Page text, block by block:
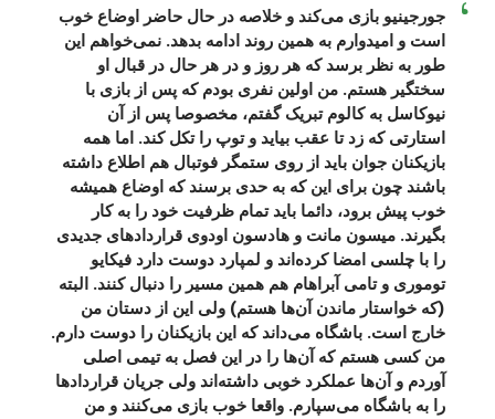
جورجینیو بازی می‌کند و خلاصه در حال حاضر اوضاع خوب
است و امیدوارم به همین روند ادامه بدهد. نمی‌خواهم این
طور به نظر برسد که هر روز و در هر حال در قبال او
سختگیر هستم. من اولین نفری بودم که پس از بازی با
نیوکاسل به کالوم تبریک گفتم، مخصوصا پس از آن
استارتی که زد تا عقب بیاید و توپ را تکل کند. اما همه
بازیکنان جوان باید از روی ستمگر فوتبال هم اطلاع داشته
باشند چون برای این که به حدی برسند که اوضاع همیشه
خوب پیش برود، دائما باید تمام ظرفیت خود را به کار
بگیرند. میسون مانت و هادسون اودوی قراردادهای جدیدی
را با چلسی امضا کرده‌اند و لمپارد دوست دارد فیکایو
توموری و تامی آبراهام هم همین مسیر را دنبال کنند. البته
(که خواستار ماندن آن‌ها هستم) ولی این از دستان من
خارج است. باشگاه می‌داند که این بازیکنان را دوست دارم.
من کسی هستم که آن‌ها را در این فصل به تیمی اصلی
آوردم و آن‌ها عملکرد خوبی داشته‌اند ولی جریان قراردادها
را به باشگاه می‌سپارم. واقعا خوب بازی می‌کنند و من